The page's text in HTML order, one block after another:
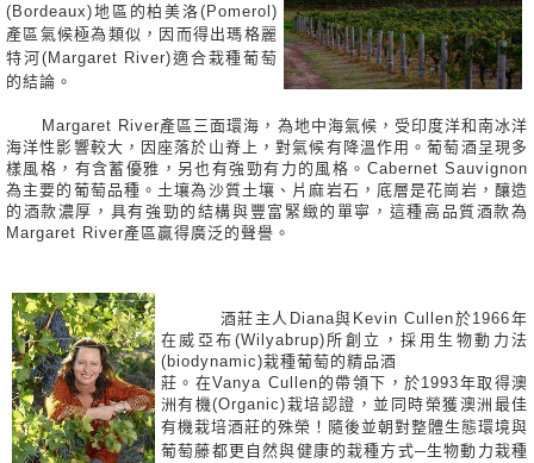
(Bordeaux)地區的柏美洛(Pomerol)
產區氣候極為類似，因而得出瑪格麗
特河(Margaret River)適合栽種葡萄
的結論。
Margaret River產區三面環海，為地中海氣候，受印度洋和南冰洋
海洋性影響較大，因座落於山脊上，對氣候有降溫作用。葡萄酒呈現多
樣風格，有含蓄優雅，另也有強勁有力的風格。Cabernet Sauvignon
為主要的葡萄品種。土壤為沙質土壤、片麻岩石，底層是花崗岩，釀造
的酒款濃厚，具有強勁的結構與豐富緊緻的單寧，這種高品質酒款為
Margaret River產區贏得廣泛的聲譽。
酒莊主人Diana與Kevin Cullen於1966年
在威亞布(Wilyabrup)所創立，採用生物動力法
(biodynamic)栽種葡萄的精品酒
莊。在Vanya Cullen的帶領下，於1993年取得澳
洲有機(Organic)栽培認證，並同時榮獲澳洲最佳
有機栽培酒莊的殊榮！隨後並朝對整體生態環境與
葡萄藤都更自然與健康的栽種方式─生物動力栽種